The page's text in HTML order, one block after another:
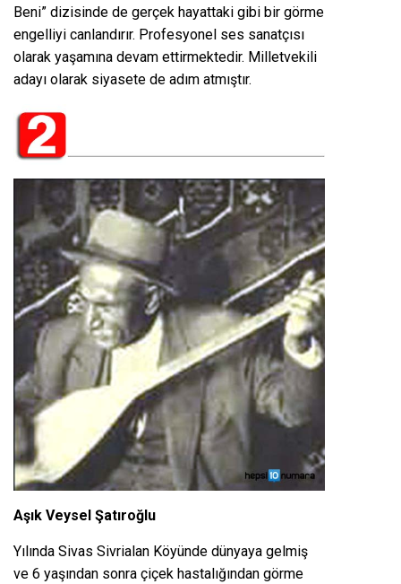
Beni” dizisinde de gerçek hayattaki gibi bir görme
engelliyi canlandırır. Profesyonel ses sanatçısı
olarak yaşamına devam ettirmektedir. Milletvekili
adayı olarak siyasete de adım atmıştır.
Aşık Veysel Şatıroğlu
Yılında Sivas Sivrialan Köyünde dünyaya gelmiş
ve 6 yaşından sonra çiçek hastalığından görme